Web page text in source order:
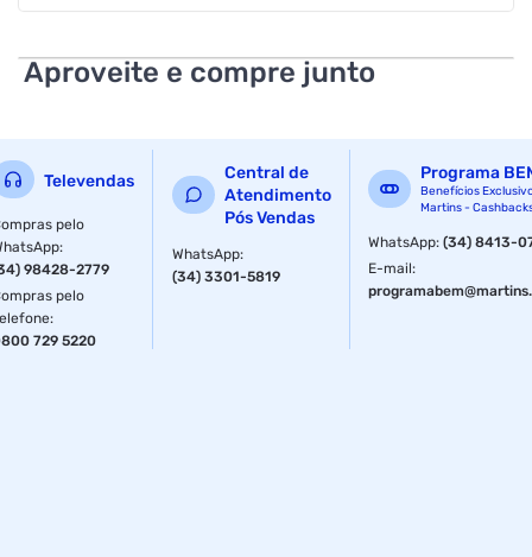
sobre a transmissão de sinal e qualidade sonora
aprimorada.
Aproveite e compre junto
Televendas
pelo
:
98428-2779
pelo
:
729 5220
Central de
Atendimento
Pós Vendas
WhatsApp:
(34) 3301-5819
Programa
Benefícios
Martins -
WhatsApp:(34) 8413-
E-mail: